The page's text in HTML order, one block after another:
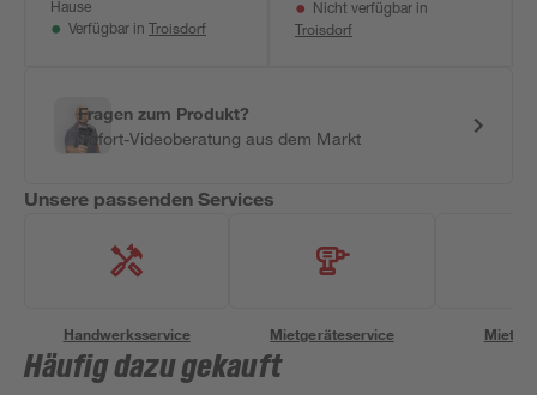
Hause
Verfügbar in Troisdorf
Nicht verfügbar in
Troisdorf
Fragen zum Produkt?
Sofort-Videoberatung aus dem Markt
Unsere passenden Services
Handwerksservice Mietgeräteservice
Häufig dazu gekauft